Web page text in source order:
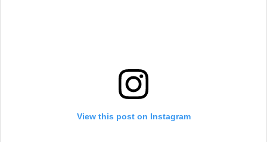
View this post on Instagram